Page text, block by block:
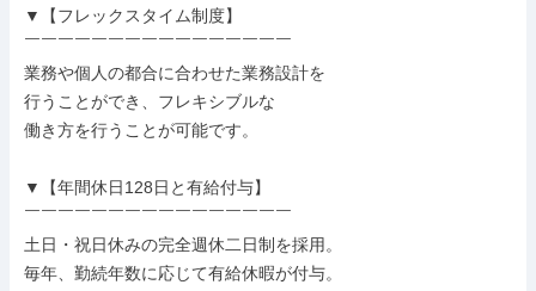
▼【フレックスタイム制度】
￣￣￣￣￣￣￣￣￣￣￣￣￣￣￣￣
業務や個人の都合に合わせた業務設計を
行うことができ、フレキシブルな
働き方を行うことが可能です。
▼【年間休日128日と有給付与】
￣￣￣￣￣￣￣￣￣￣￣￣￣￣￣￣
土日・祝日休みの完全週休二日制を採用。
毎年、勤続年数に応じて有給休暇が付与。